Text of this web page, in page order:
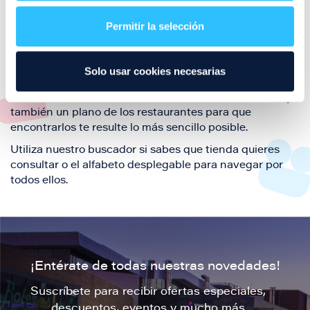
Permitir la selección
Solo usar cookies necesarias
también de nuestra oferta de ocio y shopping durante
tu visita.
El este directorio de restaurantes de Puerto Venecia
también un plano de los restaurantes para que
encontrarlos te resulte lo más sencillo posible.
Utiliza nuestro buscador si sabes que tienda quieres
consultar o el alfabeto desplegable para navegar por
todos ellos.
¡Entérate de todas nuestras novedades!
Suscríbete para recibir ofertas especiales,